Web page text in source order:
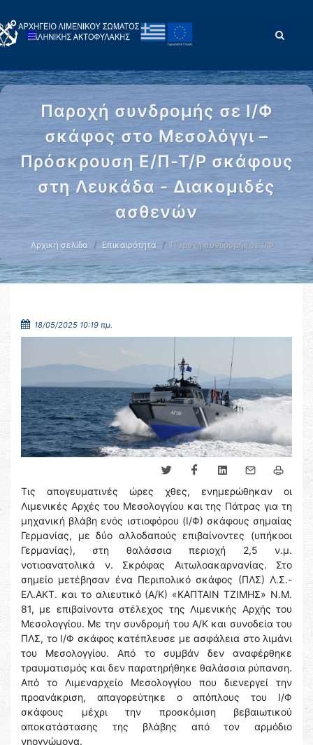
Παροχή συνδρομής σε Ι/Φ
σκάφος στο Μεσολόγγι –
Πρόσκρουση Ε/Π-Τ/Ρ σκάφους
στη Λευκάδα - Διακομιδές
ασθενών
Αρχική σελίδα Επικαιρότητα Παροχή συνδρομής σε Ι/Φ …
18/05/2025 10:19 πμ.
Τις απογευματινές ώρες χθες, ενημερώθηκαν οι
Λιμενικές Αρχές του Μεσολογγίου και της Πάτρας για τη
μηχανική βλάβη ενός ιστιοφόρου (Ι/Φ) σκάφους σημαίας
Γερμανίας, με δύο αλλοδαπούς επιβαίνοντες (υπήκοοι
Γερμανίας), στη θαλάσσια περιοχή 2,5 ν.μ.
νοτιοανατολικά ν. Σκρόφας Αιτωλοακαρνανίας. Στο
σημείο μετέβησαν ένα Περιπολικό σκάφος (ΠΛΣ) Λ.Σ.-
ΕΛ.ΑΚΤ. και το αλιευτικό (Α/Κ) «ΚΑΠΤΑΙΝ ΤΖΙΜΗΣ» Ν.Μ.
81, με επιβαίνοντα στέλεχος της Λιμενικής Αρχής του
Μεσολογγίου. Με την συνδρομή του Α/Κ και συνοδεία του
ΠΛΣ, το Ι/Φ σκάφος κατέπλευσε με ασφάλεια στο λιμάνι
του Μεσολογγίου. Από το συμβάν δεν αναφέρθηκε
τραυματισμός και δεν παρατηρήθηκε θαλάσσια ρύπανση.
Από το Λιμεναρχείο Μεσολογγίου που διενεργεί την
προανάκριση, απαγορεύτηκε ο απόπλους του Ι/Φ
σκάφους μέχρι την προσκόμιση βεβαιωτικού
αποκατάστασης της βλάβης από τον αρμόδιο
νηογνώμονα.